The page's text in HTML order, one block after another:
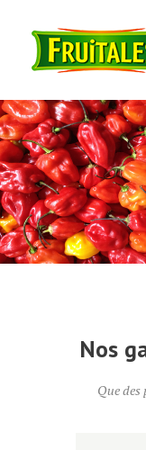
Nos
Que